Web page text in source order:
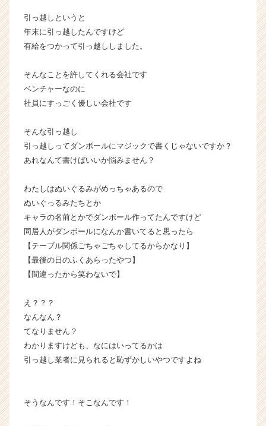
チ
ア
キ
リ
（C
C
r
e
e
r）
引っ越しというと
年末に引っ越したんですけど
有給をつかって引っ越ししました。
そんなことを許してくれる会社です
ベンチャーなのに
社員にすっごく優しい会社です
そんな引っ越し
引っ越しってダンボールにマジックで書くじゃないですか？
あれなんて書けばいいか悩みません？
わたしはぬいぐるみがめっちゃあるので
ぬいぐっるみたちとか
キャラの名前とかでダンボール作ってたんですけど
同居人がダンボールになんか書いてると思ったら
【テーブル関係ごちゃごちゃしてるからかなり】
【最後の日のふくあらったやつ】
【間違ったから笑わないで】
え？？？
なんなん？
てなりません？
わかりますけども、なにはいってるかは
引っ越し業者に見られると恥ずかしいやつですよね
そうなんです！そこなんです！